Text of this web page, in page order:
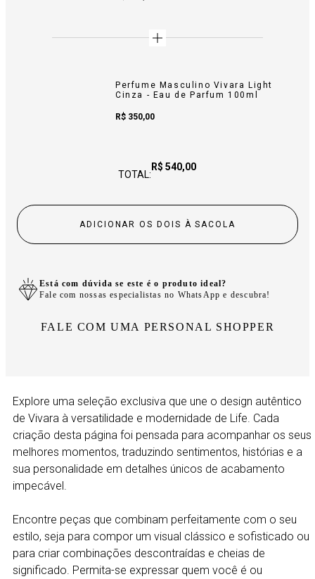
Perfume Masculino Vivara Light
Cinza - Eau de Parfum 100ml
Sale Price:
R$ 350,00
TOTAL:
Price:
R$ 540,00
ADICIONAR OS DOIS À SACOLA
Está com dúvida se este é o produto ideal?
Fale com nossas especialistas no WhatsApp e descubra!
FALE COM UMA PERSONAL SHOPPER
Explore uma seleção exclusiva que une o design autêntico
de Vivara à versatilidade e modernidade de Life. Cada
criação desta página foi pensada para acompanhar os seus
melhores momentos, traduzindo sentimentos, histórias e a
sua personalidade em detalhes únicos de acabamento
impecável.
Encontre peças que combinam perfeitamente com o seu
estilo, seja para compor um visual clássico e sofisticado ou
para criar combinações descontraídas e cheias de
significado. Permita-se expressar quem você é ou